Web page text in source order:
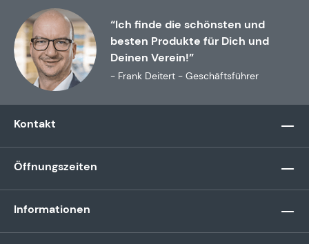
“Ich finde die schönsten und
besten Produkte für Dich und
Deinen Verein!”
- Frank Deitert - Geschäftsführer
Kontakt
Öffnungszeiten
Informationen